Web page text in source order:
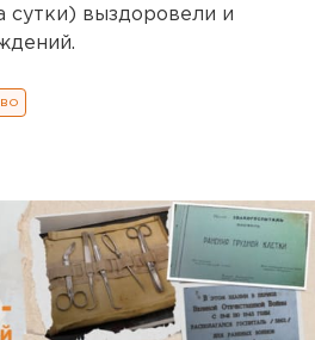
сутки) выздоровели и